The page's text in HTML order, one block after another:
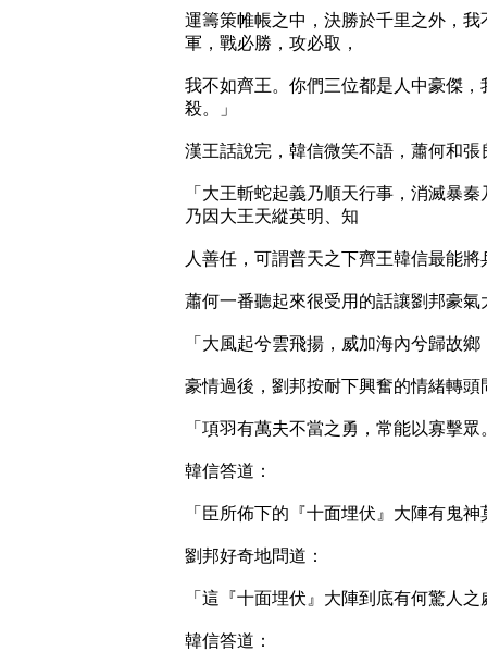
運籌策帷帳之中，決勝於千里之外，
軍，戰必勝，攻必取，
我不如齊王。你們三位都是人中豪傑
殺。」
漢王話說完，韓信微笑不語，蕭何和
「大王斬蛇起義乃順天行事，消滅暴
乃因大王天縱英明、知
人善任，可謂普天之下齊王韓信最能
蕭何一番聽起來很受用的話讓劉邦豪
「大風起兮雲飛揚，威加海內兮歸故
豪情過後，劉邦按耐下興奮的情緒轉頭
「項羽有萬夫不當之勇，常能以寡擊
韓信答道：
「臣所佈下的『十面埋伏』大陣有鬼
劉邦好奇地問道：
「這『十面埋伏』大陣到底有何驚人之
韓信答道：